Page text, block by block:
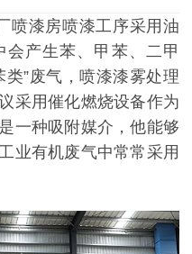
喷漆房喷漆工序采用油
产生苯、甲苯、二甲
”废气，喷漆漆雾处理
采用催化燃烧设备作为
一种吸附媒介，他能够
业有机废气中常常采用